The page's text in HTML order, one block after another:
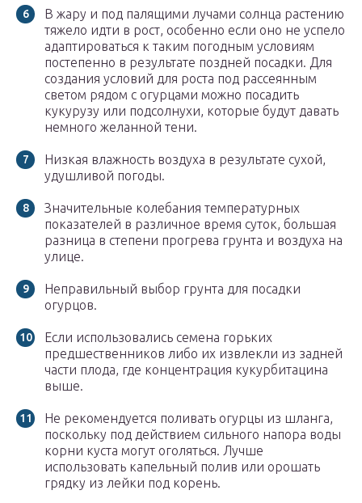
В жару и под палящими лучами солнца растению
тяжело идти в рост, особенно если оно не успело
адаптироваться к таким погодным условиям
постепенно в результате поздней посадки. Для
создания условий для роста под рассеянным
светом рядом с огурцами можно посадить
кукурузу или подсолнухи, которые будут давать
немного желанной тени.
Низкая влажность воздуха в результате сухой,
удушливой погоды.
Значительные колебания температурных
показателей в различное время суток, большая
разница в степени прогрева грунта и воздуха на
улице.
Неправильный выбор грунта для посадки
огурцов.
Если использовались семена горьких
предшественников либо их извлекли из задней
части плода, где концентрация кукурбитацина
выше.
Не рекомендуется поливать огурцы из шланга,
поскольку под действием сильного напора воды
корни куста могут оголяться. Лучше
использовать капельный полив или орошать
грядку из лейки под корень.